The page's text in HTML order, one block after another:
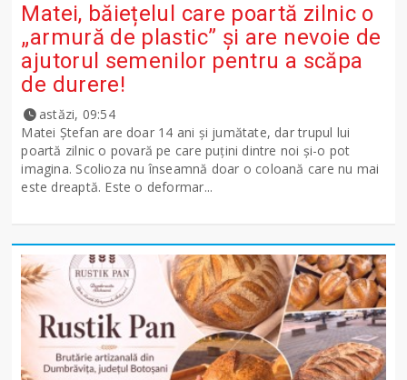
Matei, băiețelul care poartă zilnic o
„armură de plastic” și are nevoie de
ajutorul semenilor pentru a scăpa
de durere!
astăzi, 09:54
Matei Ștefan are doar 14 ani și jumătate, dar trupul lui
poartă zilnic o povară pe care puțini dintre noi și-o pot
imagina. Scolioza nu înseamnă doar o coloană care nu mai
este dreaptă. Este o deformar...